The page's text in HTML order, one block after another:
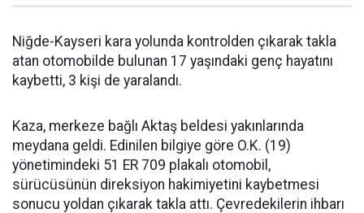
Niğde-Kayseri kara yolunda kontrolden çıkarak takla
atan otomobilde bulunan 17 yaşındaki genç hayatını
kaybetti, 3 kişi de yaralandı.
Kaza, merkeze bağlı Aktaş beldesi yakınlarında
meydana geldi. Edinilen bilgiye göre O.K. (19)
yönetimindeki 51 ER 709 plakalı otomobil,
sürücüsünün direksiyon hakimiyetini kaybetmesi
sonucu yoldan çıkarak takla attı. Çevredekilerin ihbarı